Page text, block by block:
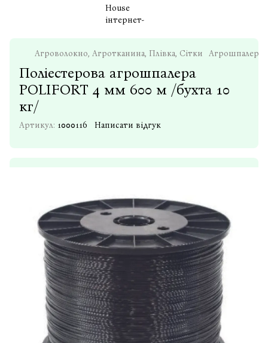
Агроволокно, Агротканина, Плівка, Сітки Агрошпалера,
Поліестерова агрошпалера
POLIFORT 4 мм 600 м /бухта 10
кг/
Артикул: 1000116 Написати відгук